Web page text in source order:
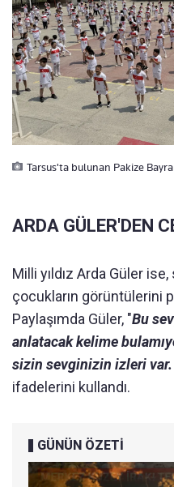
Tarsus'ta bulunan Pakize
ARDA GÜLER'DEN
Milli yıldız Arda Güler
çocukların görüntülerini
Paylaşımda Güler, "Bu
anlatacak kelime
sizin sevginizin izleri
ifadelerini kullandı.
GÜNÜN ÖZETİ